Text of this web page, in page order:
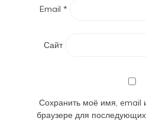
Email *
Сайт
Сохранить моё имя, email
браузере для